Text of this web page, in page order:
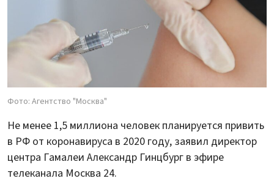
Фото: Агентство "Москва"
Не менее 1,5 миллиона человек планируется привить
в РФ от коронавируса в 2020 году, заявил директор
центра Гамалеи Александр Гинцбург в эфире
телеканала Москва 24.